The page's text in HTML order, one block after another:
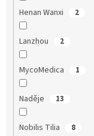
Henan Wanxi 2
Lanzhou 2
MycoMedica 1
Naděje 13
Nobilis Tilia 8